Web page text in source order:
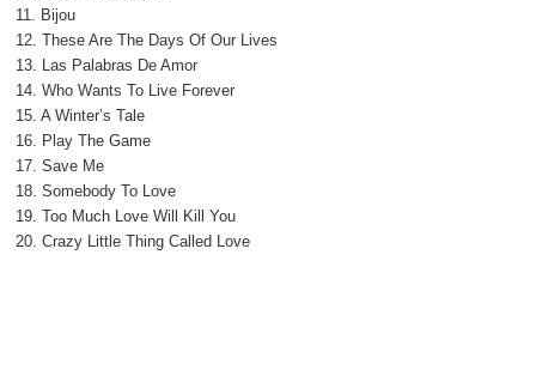
11. Bijou
12. These Are The Days Of Our Lives
13. Las Palabras De Amor
14. Who Wants To Live Forever
15. A Winter’s Tale
16. Play The Game
17. Save Me
18. Somebody To Love
19. Too Much Love Will Kill You
20. Crazy Little Thing Called Love